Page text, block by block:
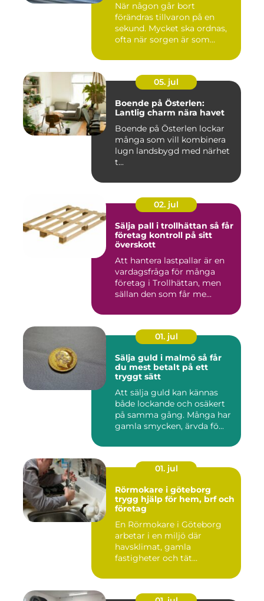
När någon går bort
förändras tillvaron på en
sekund. Mycket ska ordnas,
ofta när sorgen är som
05. jul
Boende på Österlen:
Lantlig charm nära havet
Boende på Österlen lockar
många som vill kombinera
lugn landsbygd med närhet
t...
02. jul
Sälja pall i trollhättan så får
företag kontroll på sitt
överskott
Att hantera lastpallar är en
vardagsfråga för många
företag i Trollhättan, men
sällan den som får me...
01. jul
Sälja guld i malmö så får
du mest betalt på ett
tryggt sätt
Att sälja guld kan kännas
både lockande och osäkert
på samma gång. Många har
gamla smycken, ärvda fö...
01. jul
Rörmokare i göteborg
trygg hjälp för hem, brf och
företag
En Rörmokare i Göteborg
arbetar i en miljö där
havsklimat, gamla
fastigheter och tät